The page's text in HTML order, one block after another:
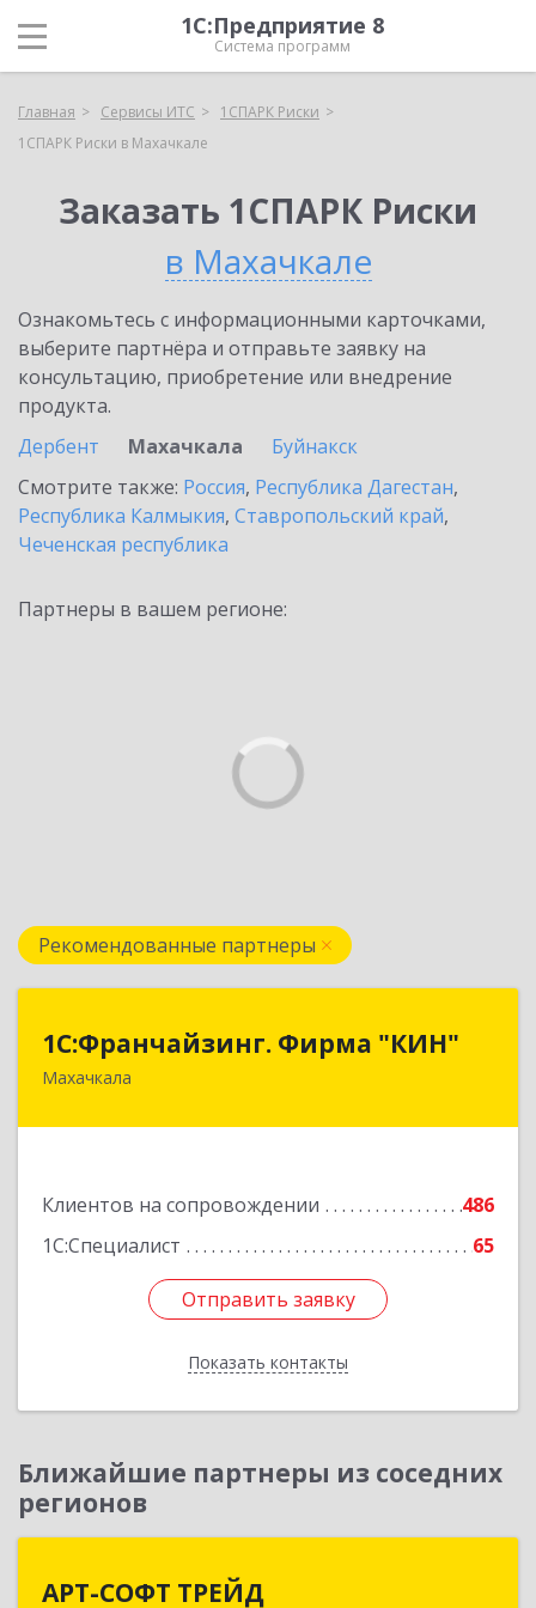
1С:Предприятие 8
Система программ
Главная Сервисы ИТС
1СПАРК Риски
1СПАРК Риски в Махачкале
Заказать 1СПАРК Риски
в Махачкале
Ознакомьтесь с информационными карточками,
выберите партнёра и отправьте заявку на
консультацию, приобретение или внедрение
продукта.
Дербент
Махачкала
Буйнакск
Смотрите также: Россия, Республика Дагестан,
Республика Калмыкия, Ставропольский край,
Чеченская республика
Партнеры в вашем регионе:
Рекомендованные партнеры
1С:Франчайзинг. Фирма "КИН"
Махачкала
Клиентов на сопровождении
486
1С:Специалист
65
Отправить заявку
Показать контакты
1С:Франчайзинг. Фирма "КИН"
367030, Дагестан Респ, Махачкала г, И.Казака
Отправить заявку
Назад
Ближайшие партнеры из соседних
регионов
АРТ-СОФТ ТРЕЙД